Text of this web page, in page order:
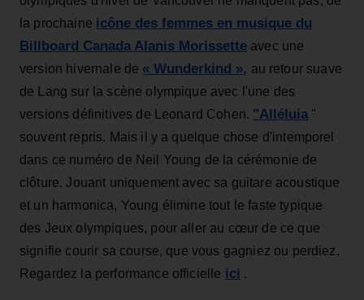
la prochaine icône des femmes en musique du
Billboard Canada Alanis Morissette avec une
version hivernale de « Wunderkind », au retour suave
de Lang sur la scène olympique avec l'une des
versions définitives de Leonard Cohen. "Alléluia "
souvent repris. Mais il y a quelque chose d'intemporel
dans ce numéro de Neil Young de la cérémonie de
clôture. Jouant uniquement avec sa guitare acoustique
et un harmonica, Young élimine tout le faste typique
des Jeux olympiques, pour aller au cœur de ce que
signifie courir sa course, que vous gagniez ou perdiez.
Regardez la performance officielle ici .